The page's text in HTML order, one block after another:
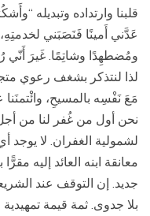
قلبنا وارتداده وتبديله
عَدَّني أَمينًا فَنَصَبَني
ومُضطهِدًا وشاتِمًا. غَيرَ أَنّي رُحِمْتُ” (1
لذا لنتذكر بشغف رعوي
نحن أول من غُفر لنا من أجل
لشمولية الغفران. لا يوجد
معانقة ابنه العائد إليه
جديد. إن التوقف عند